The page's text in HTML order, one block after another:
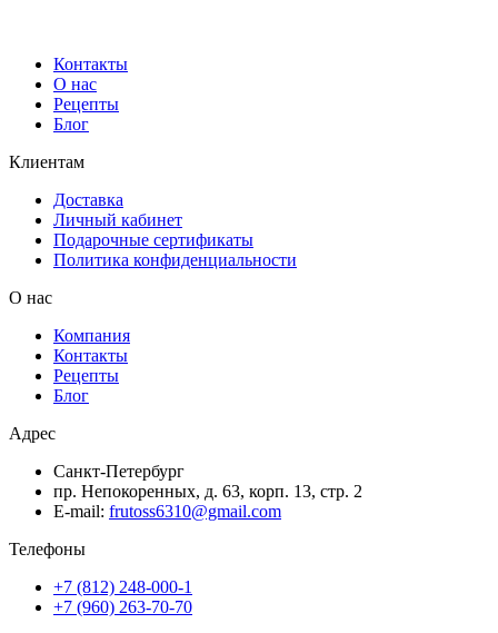
Контакты
О нас
Рецепты
Блог
Клиентам
Доставка
Личный кабинет
Подарочные сертификаты
Политика конфиденциальности
О нас
Компания
Контакты
Рецепты
Блог
Адрес
Санкт-Петербург
пр. Непокоренных, д. 63, корп. 13, стр. 2
E-mail: frutoss6310@gmail.com
Телефоны
+7 (812) 248-000-1
+7 (960) 263-70-70